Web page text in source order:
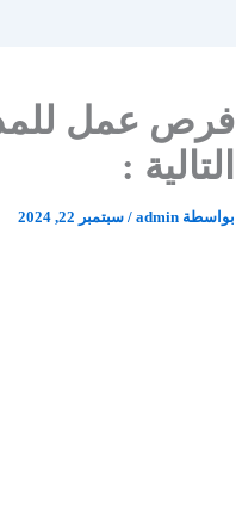
فرص عمل
التالية :
بواسطة admin
/سبتمبر 22, 2024